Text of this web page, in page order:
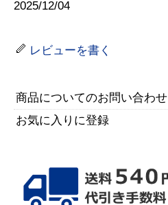
2025/12/04
レビューを書く
商品についてのお問い合わせ
お気に入りに登録